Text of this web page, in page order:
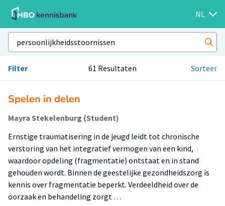
NL
Filter 61 Resultaten Sorteer
Spelen in delen
Mayra Stekelenburg (Student)
Ernstige traumatisering in de jeugd leidt tot chronische
verstoring van het integratief vermogen van een kind,
waardoor opdeling (fragmentatie) ontstaat en in stand
gehouden wordt. Binnen de geestelijke gezondheidszorg is
kennis over fragmentatie beperkt. Verdeeldheid over de
oorzaak en behandeling zorgt …